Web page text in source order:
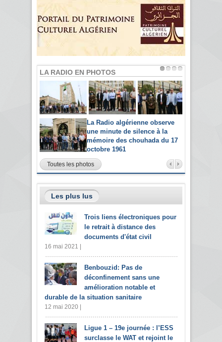
LA RADIO EN PHOTOS
La Radio algérienne observe
une minute de silence à la
mémoire des chouhada du 17
octobre 1961
Toutes les photos
Les plus lus
Trois liens électroniques pour
le retrait à distance des
documents d'état civil
16 mai 2021 |
Benbouzid: Pas de
déconfinement sans une
amélioration notable et
durable de la situation sanitaire
12 mai 2020 |
Ligue 1 – 19e journée : l’ESS
surclasse le WAT et rejoint le